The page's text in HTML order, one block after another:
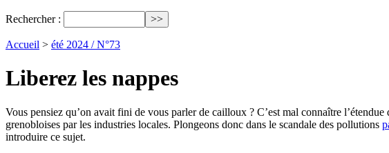
Rechercher :
Accueil > été 2024 / N°73
Liberez les nappes
Vous pensiez qu’on avait fini de vous parler de cailloux ? C’est mal connaître
grenobloises par les industries locales. Plongeons donc dans le scandale des pollutions
introduire ce sujet.